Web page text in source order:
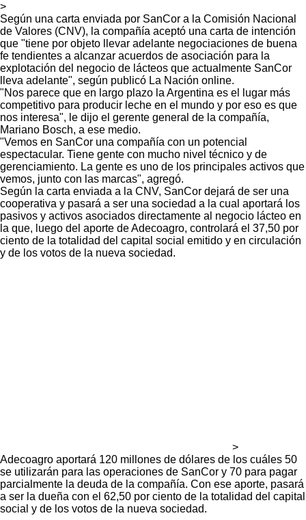
>
Según una carta enviada por SanCor a la Comisión Nacional
de Valores (CNV), la compañía aceptó una carta de intención
que "tiene por objeto llevar adelante negociaciones de buena
fe tendientes a alcanzar acuerdos de asociación para la
explotación del negocio de lácteos que actualmente SanCor
lleva adelante", según publicó La Nación online.
"Nos parece que en largo plazo la Argentina es el lugar más
competitivo para producir leche en el mundo y por eso es que
nos interesa", le dijo el gerente general de la compañía,
Mariano Bosch, a ese medio.
"Vemos en SanCor una compañía con un potencial
espectacular. Tiene gente con mucho nivel técnico y de
gerenciamiento. La gente es uno de los principales activos que
vemos, junto con las marcas", agregó.
Según la carta enviada a la CNV, SanCor dejará de ser una
cooperativa y pasará a ser una sociedad a la cual aportará los
pasivos y activos asociados directamente al negocio lácteo en
la que, luego del aporte de Adecoagro, controlará el 37,50 por
ciento de la totalidad del capital social emitido y en circulación
y de los votos de la nueva sociedad.
>
Adecoagro aportará 120 millones de dólares de los cuáles 50
se utilizarán para las operaciones de SanCor y 70 para pagar
parcialmente la deuda de la compañía. Con ese aporte, pasará
a ser la dueña con el 62,50 por ciento de la totalidad del capital
social y de los votos de la nueva sociedad.